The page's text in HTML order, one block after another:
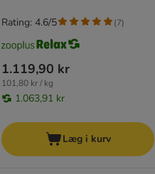
1.119,90 kr
101,80 kr / kg
1.063,91 kr
Rating: 4.6/5 (7)
Læg i kurv